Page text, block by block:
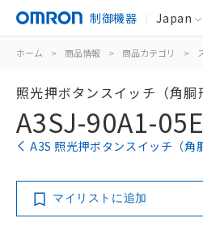
制御機器 Japan
ホーム > 商品情報 > 商品カテゴリ >
照光押ボタンスイッチ（角胴
A3SJ-90A1-
A3S 照光押ボタンスイッチ（角
マイリストに追加